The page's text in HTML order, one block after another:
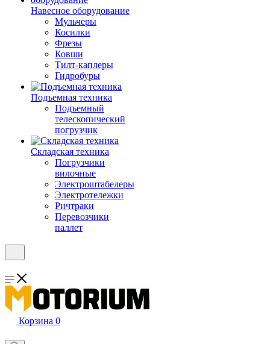
Навесное оборудование
Мульчеры
Косилки
Фрезы
Ковши
Тилт-каплеры
Гидробуры
Подъемная техника
Подъемный
телескопический
погрузчик
Складская техника
Погрузчики
вилочные
Электроштабелеры
Электротележки
Ричтраки
Перевозчики
паллет
Корзина 0